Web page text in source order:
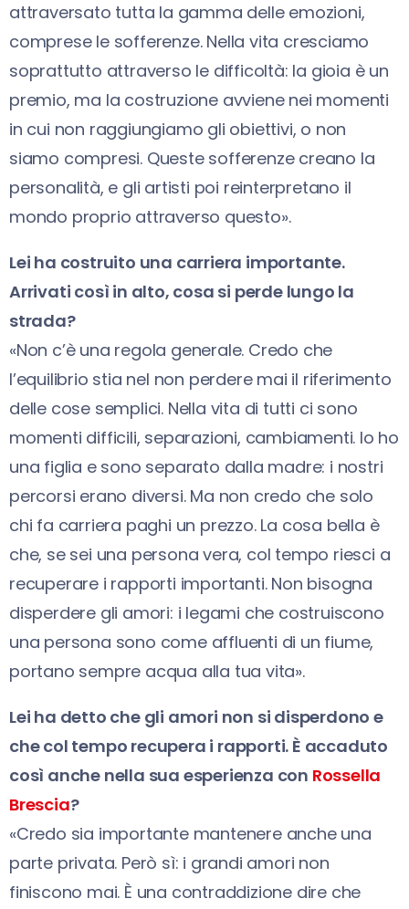
attraversato tutta la gamma delle emozioni,
comprese le sofferenze. Nella vita cresciamo
soprattutto attraverso le difficoltà: la gioia è un
premio, ma la costruzione avviene nei momenti
in cui non raggiungiamo gli obiettivi, o non
siamo compresi. Queste sofferenze creano la
personalità, e gli artisti poi reinterpretano il
mondo proprio attraverso questo».
Lei ha costruito una carriera importante.
Arrivati così in alto, cosa si perde lungo la
strada?
«Non c’è una regola generale. Credo che
l’equilibrio stia nel non perdere mai il riferimento
delle cose semplici. Nella vita di tutti ci sono
momenti difficili, separazioni, cambiamenti. Io ho
una figlia e sono separato dalla madre: i nostri
percorsi erano diversi. Ma non credo che solo
chi fa carriera paghi un prezzo. La cosa bella è
che, se sei una persona vera, col tempo riesci a
recuperare i rapporti importanti. Non bisogna
disperdere gli amori: i legami che costruiscono
una persona sono come affluenti di un fiume,
portano sempre acqua alla tua vita».
Lei ha detto che gli amori non si disperdono e
che col tempo recupera i rapporti. È accaduto
così anche nella sua esperienza con Rossella
Brescia?
«Credo sia importante mantenere anche una
parte privata. Però sì: i grandi amori non
finiscono mai. È una contraddizione dire che